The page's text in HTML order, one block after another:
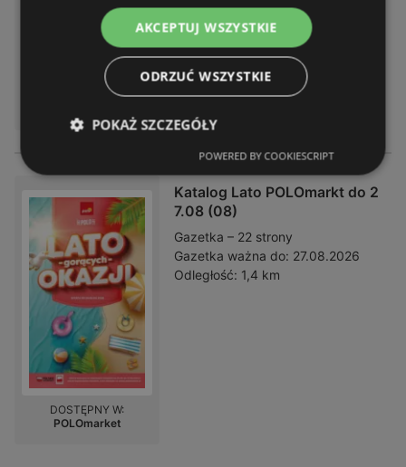
DOSTĘPNY W:
Katalog Lato POLOmarkt do 2
7.08 (08)
Gazetka – 22 strony
Gazetka ważna do: 27.08.2026
Odległość: 1,4 km
DOSTĘPNY W:
POLOmarket
AKCEPTUJ WSZYSTKIE
ODRZUĆ WSZYSTKIE
POKAŻ SZCZEGÓŁY
POWERED BY COOKIESCRIPT